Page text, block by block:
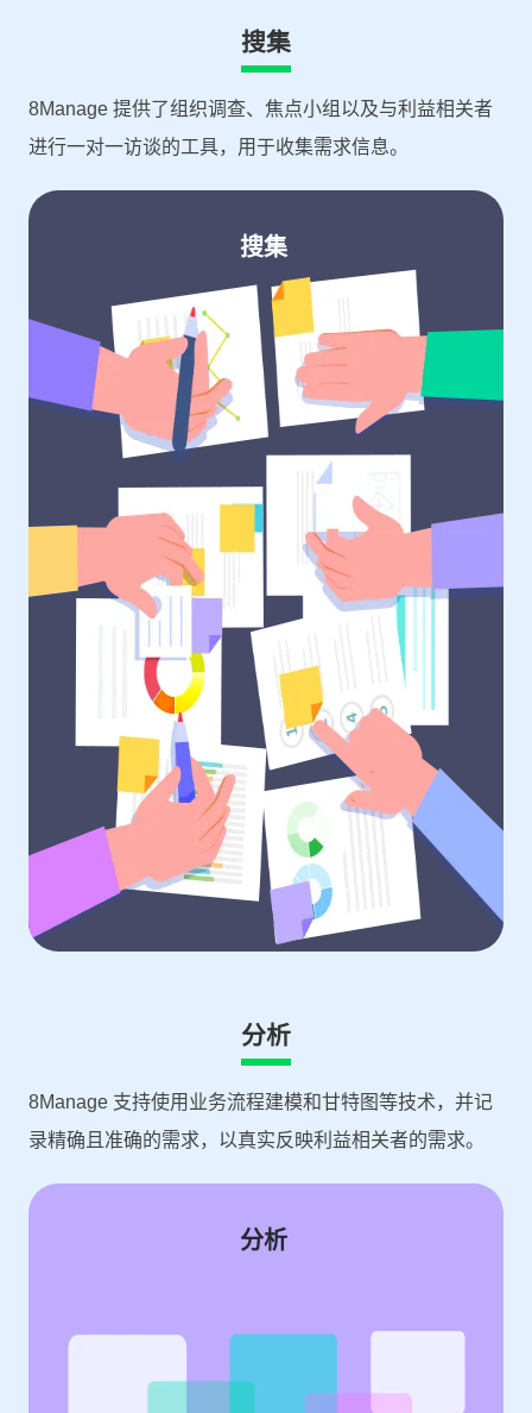
搜集
8Manage 提供了组织调查、焦点小组以及与利益相关者
进行一对一访谈的工具，用于收集需求信息。
搜集
分析
8Manage 支持使用业务流程建模和甘特图等技术，并记
录精确且准确的需求，以真实反映利益相关者的需求。
分析